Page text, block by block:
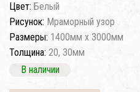
Цвет: Белый
Рисунок: Мраморный узор
Размеры: 1400мм x 3000мм
Толщина: 20, 30мм
В наличии